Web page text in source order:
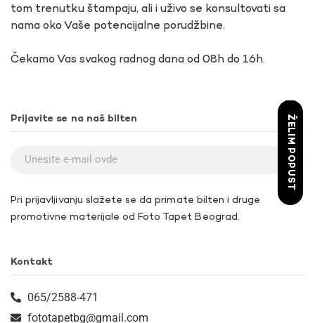
tom trenutku štampaju, ali i uživo se konsultovati sa
nama oko Vaše potencijalne porudžbine.
Čekamo Vas svakog radnog dana od 08h do 16h.
Prijavite se na naš bilten
Pri prijavljivanju slažete se da primate bilten i druge
promotivne materijale od Foto Tapet Beograd.
Kontakt
065/2588-471
fototapetbg@gmail.com
ŽELIM POPUST